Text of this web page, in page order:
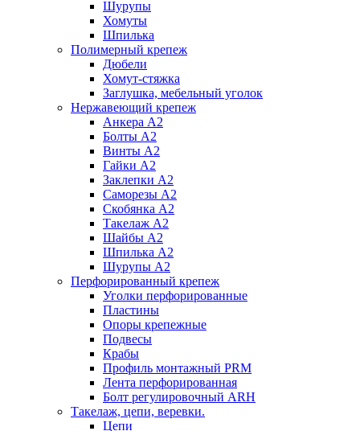
Шурупы
Хомуты
Шпилька
Полимерный крепеж
Дюбели
Хомут-стяжка
Заглушка, мебельный уголок
Нержавеющий крепеж
Анкера А2
Болты А2
Винты А2
Гайки А2
Заклепки А2
Саморезы А2
Скобянка А2
Такелаж А2
Шайбы А2
Шпилька А2
Шурупы А2
Перфорированный крепеж
Уголки перфорированные
Пластины
Опоры крепежные
Подвесы
Крабы
Профиль монтажный PRM
Лента перфорированная
Болт регулировочный ARH
Такелаж, цепи, веревки.
Цепи